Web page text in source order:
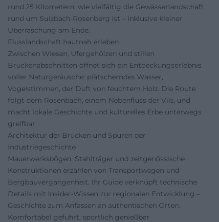
rund 25 Kilometern, wie vielfältig die Gewässerlandschaft
rund um Sulzbach-Rosenberg ist – inklusive kleiner
Überraschung am Ende.
Flusslandschaft hautnah erleben
Zwischen Wiesen, Ufergehölzen und stillen
Brückenabschnitten öffnet sich ein Entdeckungserlebnis
voller Naturgeräusche: plätscherndes Wasser,
Vogelstimmen, der Duft von feuchtem Holz. Die Route
folgt dem Rosenbach, einem Nebenfluss der Vils, und
macht lokale Geschichte und kulturelles Erbe unterwegs
greifbar.
Architektur der Brücken und Spuren der
Industriegeschichte
Mauerwerksbögen, Stahlträger und zeitgenössische
Konstruktionen erzählen von Transportwegen und
Bergbauvergangenheit. Ihr Guide verknüpft technische
Details mit Insider-Wissen zur regionalen Entwicklung –
Geschichte zum Anfassen an authentischen Orten.
Komfortabel geführt, sportlich genießbar